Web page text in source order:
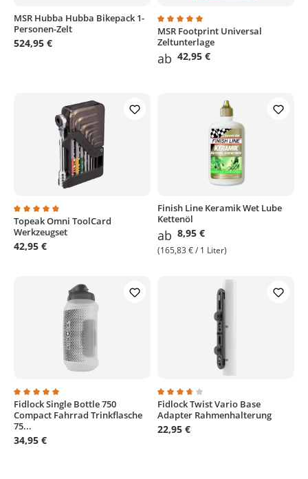
MSR Hubba Hubba Bikepack 1-
Personen-Zelt
524,95 €
Durchschnittliche Bewertung
MSR Footprint Universal
Zeltunterlage
ab 42,95 €
Durchschnittliche Bewertung von 5 von 5 Sternen
Topeak Omni ToolCard
Werkzeugset
42,95 €
Finish Line Keramik Wet Lube
Kettenöl
ab 8,95 €
(165,83 € / 1 Liter)
Durchschnittliche Bewertung von 5 von 5 Sternen
Fidlock Single Bottle 750
Compact Fahrrad Trinkflasche
75...
34,95 €
Durchschnittliche Bewertung
Fidlock Twist Vario Base
Adapter Rahmenhalterung
22,95 €